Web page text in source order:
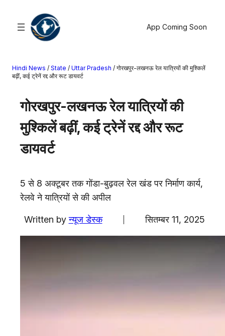
खोजें
मनोरंजन
राज्य
आस्था
करियर
अंतरराष्ट्रीय
राशिफल
App Coming Soon
Hindi News / State / Uttar Pradesh / गोरखपुर-लखनऊ रेल यात्रियों की मुश्किलें
बढ़ीं, कई ट्रेनें रद्द और रूट डायवर्ट
गोरखपुर-लखनऊ रेल यात्रियों की
मुश्किलें बढ़ीं, कई ट्रेनें रद्द और रूट
डायवर्ट
5 से 8 अक्टूबर तक गोंडा-बुढ़वल रेल खंड पर निर्माण कार्य,
रेलवे ने यात्रियों से की अपील
Written by न्यूज डेस्क सितम्बर 11, 2025